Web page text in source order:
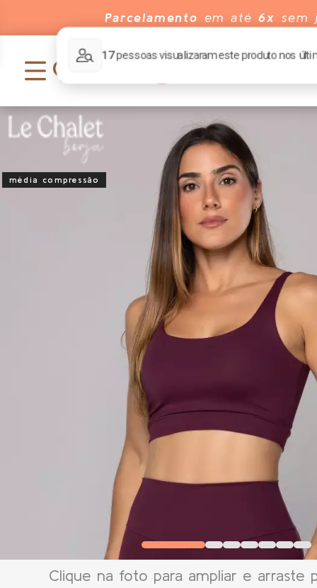
Parcelamento em até6x sem
média compressão
Clique na foto para ampliar e arraste